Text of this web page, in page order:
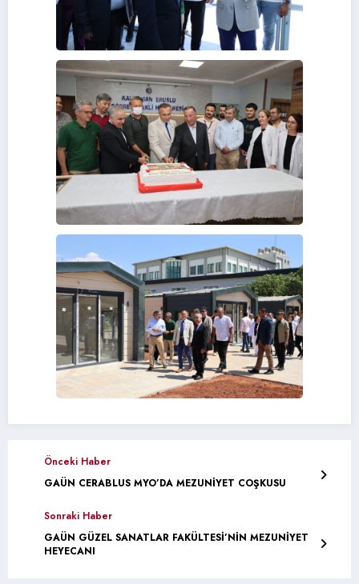
Önceki Haber
GAÜN CERABLUS MYO’DA MEZUNİYET COŞKUSU
Sonraki Haber
GAÜN GÜZEL SANATLAR FAKÜLTESİ’NİN MEZUNİYET
HEYECANI